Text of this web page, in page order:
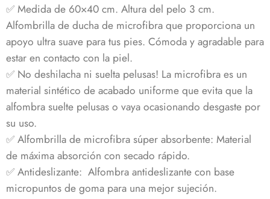
✅ Medida de 60×40 cm. Altura del pelo 3 cm.
Alfombrilla de ducha de microfibra que proporciona un
apoyo ultra suave para tus pies. Cómoda y agradable para
estar en contacto con la piel.
✅ No deshilacha ni suelta pelusas! La microfibra es un
material sintético de acabado uniforme que evita que la
alfombra suelte pelusas o vaya ocasionando desgaste por
su uso.
✅ Alfombrilla de microfibra súper absorbente: Material
de máxima absorción con secado rápido.
✅ Antideslizante: Alfombra antideslizante con base
micropuntos de goma para una mejor sujeción.